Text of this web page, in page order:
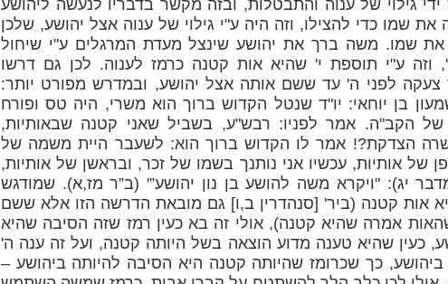
ידי גילוי של ענוה והתבטלות, ובזה מקשר בדבריו לנעשה ליהושע
שמו כדי להצילו, וזה היה ע"י גילוי של ענוה אצל יהושע, שלכן
שמו. משה ברך את יהושע שינצל מעדת המרגלים ע"י שיחול
וזה ע"י תוספת י' שהיא אות קטנה כרמז לענוה. לכן גם דרשו
צעקה לפני ה' עד ששם אותה אצל יהושע, ובמדרש מפורט יותר:
בן יוחאי: יו"ד שנטל הקדוש ברוך הוא משרי, היה טס ופורח
של הקב"ה. אמר לפניו: רבש"ע, בשביל שאני קטנה שבאותיות,
הצדקת?! אמר לו הקדוש ברוך הוא: לשעבר היית משמה של
של אותיות, עכשיו אני נותנך בשמו של זכר, ובראשן של אותיות,
יג): "ויקרא משה להושע בן נון יהושע”' (ב”ר מז,א). שמודגש
אות קטנה (ביר' [סנהדרין ב,ו] גם מובאת הדרשה הזו אלא ששם
אמרה שהיא קטנה), אולי זה בא כעין רמז שזה הסיבה שהיא
כעין שהיא טענה מדוע הוצאה בשל היותה קטנה, ועל זה ענה ה'
כך שכרומז שהיותה קטנה היא הסיבה להיותה ביהושע –